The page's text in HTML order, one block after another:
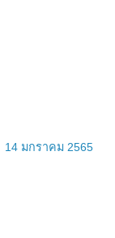
14 มกราคม 2565